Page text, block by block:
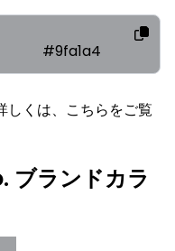
#9fa1a4
くは、こちらをご覧
ブランドカラ